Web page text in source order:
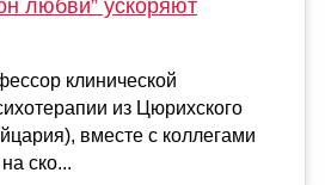
любви” ускоряют
клинической
из Цюрихского
вместе с коллегами
ско...